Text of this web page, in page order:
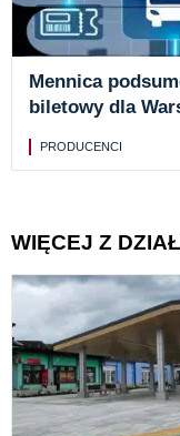
Mennica
biletowy dla
PRODUCENCI
WIĘCEJ Z